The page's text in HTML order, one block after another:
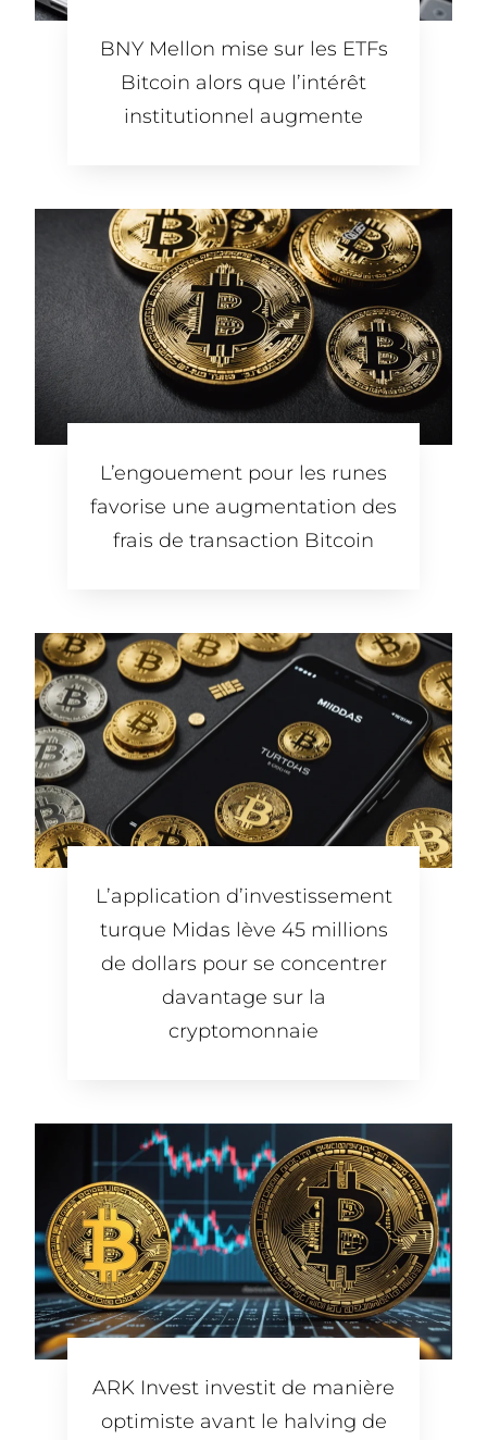
BNY Mellon mise sur les ETFs
Bitcoin alors que l’intérêt
institutionnel augmente
L’engouement pour les runes
favorise une augmentation des
frais de transaction Bitcoin
L’application d’investissement
turque Midas lève 45 millions
de dollars pour se concentrer
davantage sur la
cryptomonnaie
ARK Invest investit de manière
optimiste avant le halving de